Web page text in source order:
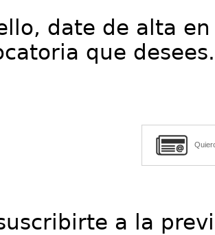
date de alta
que desees.
a la